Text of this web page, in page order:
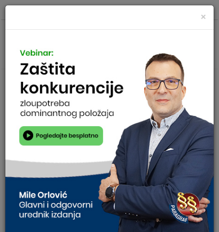
Sve informacije o propisu nađiteOVDE.
Prijavite se namailing listu!
ZAKON
O ZDRAVSTVENOJ ZAŠTITI
×